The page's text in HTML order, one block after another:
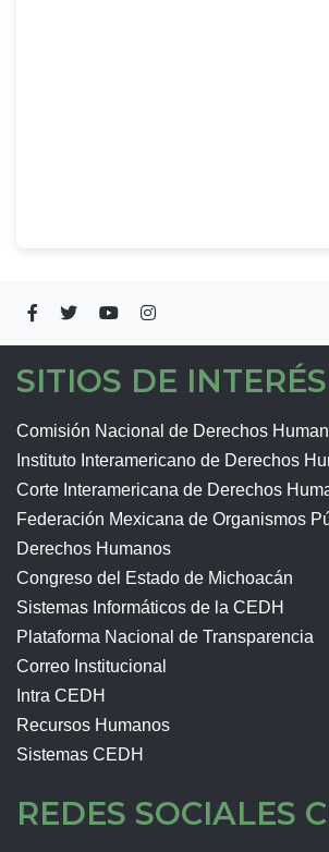
SITIOS DE INTERÉS
Comisión Nacional de Derechos
Instituto Interamericano de Derechos
Corte Interamericana de Derechos
Federación Mexicana de Organismos
Derechos Humanos
Congreso del Estado de Michoacán
Sistemas Informáticos de la CEDH
Plataforma Nacional de Transparencia
Correo Institucional
Intra CEDH
Recursos Humanos
Sistemas CEDH
REDES SOCIALES